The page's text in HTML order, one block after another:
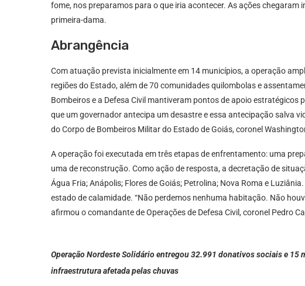
fome, nos preparamos para o que iria acontecer. As ações chegaram
primeira-dama.
Abrangência
Com atuação prevista inicialmente em 14 municípios, a operação
regiões do Estado, além de 70 comunidades quilombolas e
Bombeiros e a Defesa Civil mantiveram pontos de apoio estratégicos
que um governador antecipa um desastre e essa antecipação salva
do Corpo de Bombeiros Militar do Estado de Goiás, coronel
A operação foi executada em três etapas de enfrentamento: uma
uma de reconstrução. Como ação de resposta, a decretação de
Água Fria; Anápolis; Flores de Goiás; Petrolina; Nova Roma e
estado de calamidade. “Não perdemos nenhuma habitação. Não
afirmou o comandante de Operações de Defesa Civil, coronel Pedro
Operação Nordeste Solidário entregou 32.991 donativos sociais e 15
infraestrutura afetada pelas chuvas